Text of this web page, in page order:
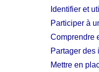
Identifier et
Participer à
Comprendre
Partager des
Mettre en